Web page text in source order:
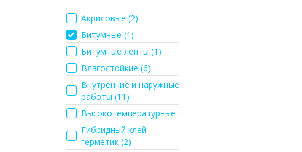
Акриловые (2)
Битумные (1 )
Битумные ленты (1 )
Влагостойкие (6)
Внутренние и наружные
работы (11 )
Высокотемпературные (
Гибридный клей-
герметик (2)